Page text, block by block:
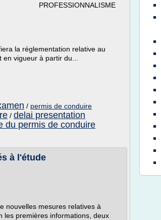
PROFESSIONNALISME
la réglementation relative au
vigueur à partir du...
/ permis de conduire
/ delai presentation
du permis de conduire
à l'étude
nouvelles mesures relatives à
les premières informations, deux